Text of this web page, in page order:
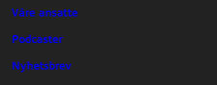
Våre ansatte
Podcaster
Nyhetsbrev